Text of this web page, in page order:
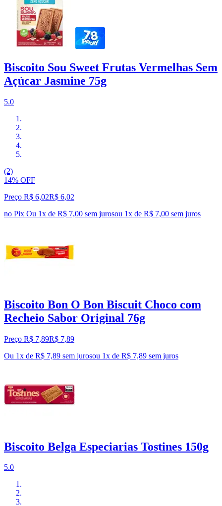
Biscoito Sou Sweet Frutas Vermelhas Sem
Açúcar Jasmine 75g
5.0
(2)
14% OFF
Preço R$ 6,02R$ 6,02
no Pix Ou 1x de R$ 7,00 sem jurosou 1x de R$ 7,00 sem juros
Biscoito Bon O Bon Biscuit Choco com
Recheio Sabor Original 76g
Preço R$ 7,89R$ 7,89
Ou 1x de R$ 7,89 sem jurosou 1x de R$ 7,89 sem juros
Biscoito Belga Especiarias Tostines 150g
5.0